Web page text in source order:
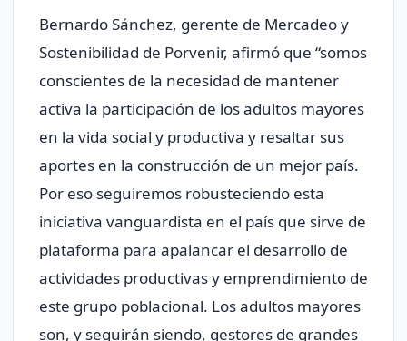
Bernardo Sánchez, gerente de Mercadeo y
Sostenibilidad de Porvenir, afirmó que “somos
conscientes de la necesidad de mantener
activa la participación de los adultos mayores
en la vida social y productiva y resaltar sus
aportes en la construcción de un mejor país.
Por eso seguiremos robusteciendo esta
iniciativa vanguardista en el país que sirve de
plataforma para apalancar el desarrollo de
actividades productivas y emprendimiento de
este grupo poblacional. Los adultos mayores
son, y seguirán siendo, gestores de grandes